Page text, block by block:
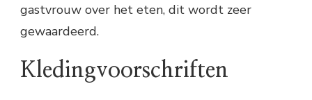
gastvrouw over het eten, dit wordt zeer
gewaardeerd.
Kledingvoorschriften